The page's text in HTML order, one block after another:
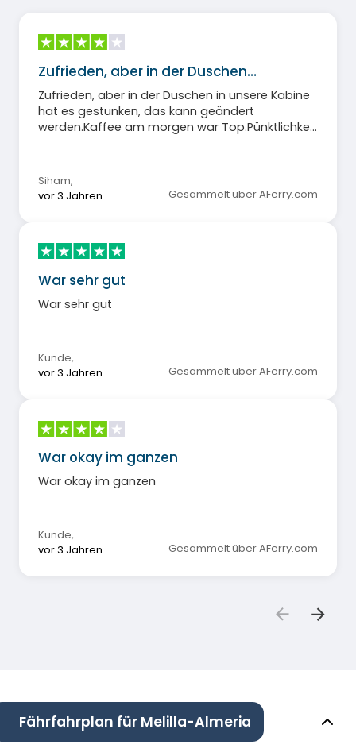
Zufrieden, aber in der Duschen…
Zufrieden, aber in der Duschen in unsere Kabine
hat es gestunken, das kann geändert
werden.Kaffee am morgen war Top.Pünktlichkeit
Siham,
vor 3 Jahren
Gesammelt über AFerry.com
War sehr gut
War sehr gut
Kunde,
vor 3 Jahren
Gesammelt über AFerry.com
War okay im ganzen
War okay im ganzen
Kunde,
vor 3 Jahren
Gesammelt über AFerry.com
Fährfahrplan für Melilla-Almeria